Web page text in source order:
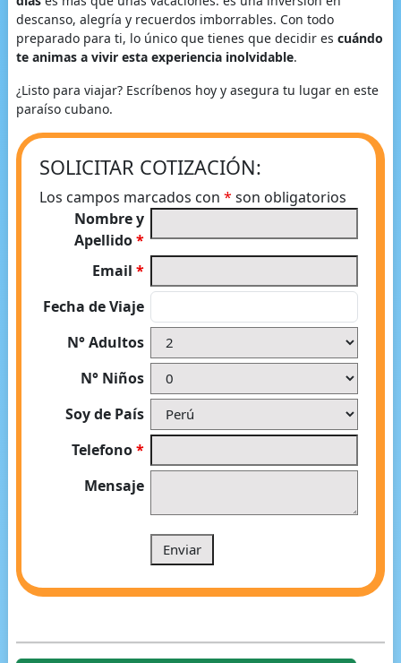
descanso, alegría y recuerdos imborrables. Con todo
preparado para ti, lo único que tienes que decidir es cuándo
te animas a vivir esta experiencia inolvidable.
¿Listo para viajar? Escríbenos hoy y asegura tu lugar en este
paraíso cubano.
SOLICITAR COTIZACIÓN:
Los campos marcados con * son obligatorios
Nombre y
Apellido*
Email*
Fecha de Viaje
N° Adultos
N° Niños
Soy de País
Telefono*
Mensaje